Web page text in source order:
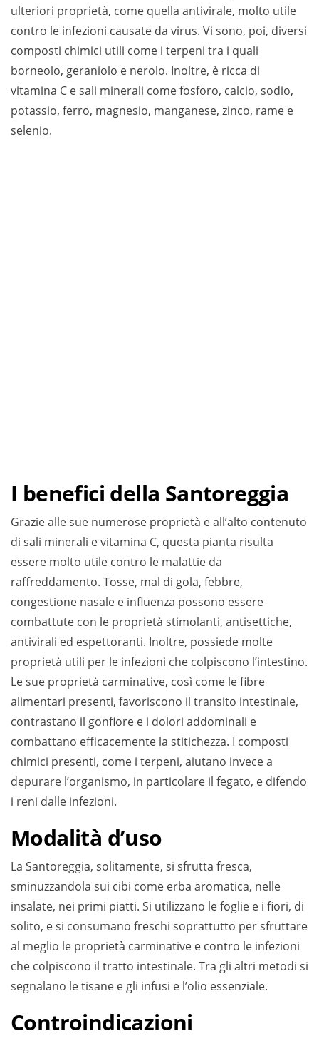
ulteriori proprietà, come quella antivirale, molto utile
contro le infezioni causate da virus. Vi sono, poi, diversi
composti chimici utili come i terpeni tra i quali
borneolo, geraniolo e nerolo. Inoltre, è ricca di
vitamina C e sali minerali come fosforo, calcio, sodio,
potassio, ferro, magnesio, manganese, zinco, rame e
selenio.
I benefici della Santoreggia
Grazie alle sue numerose proprietà e all’alto contenuto
di sali minerali e vitamina C, questa pianta risulta
essere molto utile contro le malattie da
raffreddamento. Tosse, mal di gola, febbre,
congestione nasale e influenza possono essere
combattute con le proprietà stimolanti, antisettiche,
antivirali ed espettoranti. Inoltre, possiede molte
proprietà utili per le infezioni che colpiscono l’intestino.
Le sue proprietà carminative, così come le fibre
alimentari presenti, favoriscono il transito intestinale,
contrastano il gonfiore e i dolori addominali e
combattano efficacemente la stitichezza. I composti
chimici presenti, come i terpeni, aiutano invece a
depurare l’organismo, in particolare il fegato, e difendo
i reni dalle infezioni.
Modalità d’uso
La Santoreggia, solitamente, si sfrutta fresca,
sminuzzandola sui cibi come erba aromatica, nelle
insalate, nei primi piatti. Si utilizzano le foglie e i fiori, di
solito, e si consumano freschi soprattutto per sfruttare
al meglio le proprietà carminative e contro le infezioni
che colpiscono il tratto intestinale. Tra gli altri metodi si
segnalano le tisane e gli infusi e l’olio essenziale.
Controindicazioni